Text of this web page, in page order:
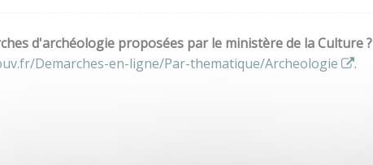
d'archéologie proposées par le ministère de la Culture ?
Demarches-en-ligne/Par-thematique/Archeologie .